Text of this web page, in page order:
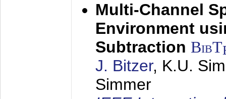
Multi-Channel
Environment
Subtraction BibT
J. Bitzer, K.U.
Simmer